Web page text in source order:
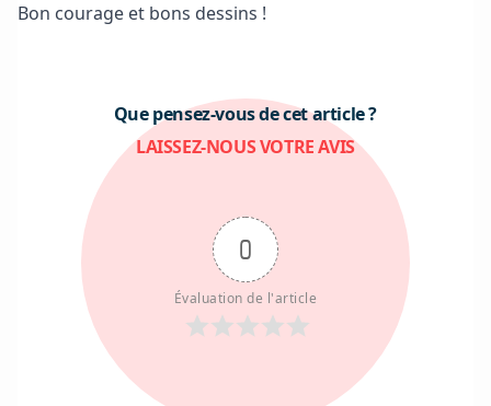
Bon courage et bons dessins !
Que pensez-vous de cet article ?
LAISSEZ-NOUS VOTRE AVIS
0
Évaluation de l'article